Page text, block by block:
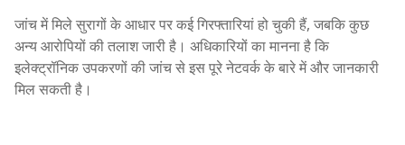
जांच में मिले सुरागों के आधार पर कई गिरफ्तारियां हो चुकी हैं, जबकि कुछ
अन्य आरोपियों की तलाश जारी है। अधिकारियों का मानना है कि
इलेक्ट्रॉनिक उपकरणों की जांच से इस पूरे नेटवर्क के बारे में और जानकारी
मिल सकती है।